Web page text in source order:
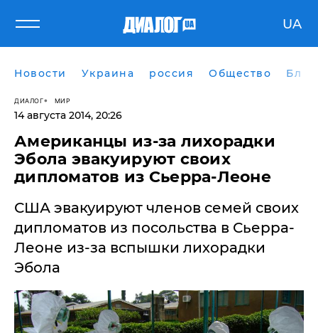
UA
Новости Украина россия Общество
ДИАЛОГ МИР
14 августа 2014, 20:26
Американцы из-за лихорадки
Эбола эвакуируют своих
дипломатов из Сьерра-Леоне
​США эвакуируют членов семей своих
дипломатов из посольства в Сьерра-
Леоне из-за вспышки лихорадки
Эбола